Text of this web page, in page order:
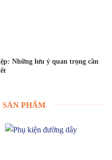
Những lưu ý quan trọng cần
PHẨM